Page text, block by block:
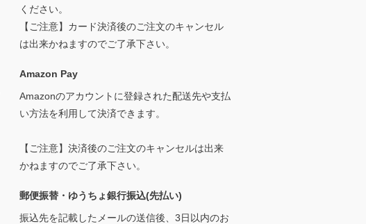
ください。
【ご注意】カード決済後のご注文のキャンセル
は出来かねますのでご了承下さい。
Amazon Pay
Amazonのアカウントに登録された配送先や支払
い方法を利用して決済できます。
【ご注意】決済後のご注文のキャンセルは出来
かねますのでご了承下さい。
郵便振替・ゆうちょ銀行振込(先払い)
振込先を記載したメールの送信後、3日以内のお